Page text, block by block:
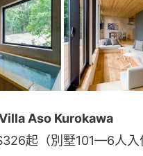
Aso Kurokawa
起（別墅101—6人入